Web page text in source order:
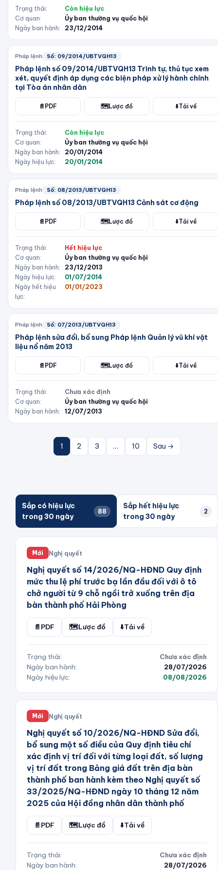
Trạng thái:
Còn hiệu lực
Cơ quan:
Ủy ban thường vụ quốc hội
Ngày ban hành:
23/12/2014
Pháp lệnh Số: 09/2014/UBTVQH13
Pháp lệnh số 09/2014/UBTVQH13 Trình tự, thủ tục xem
xét, quyết định áp dụng các biện pháp xử lý hành chính
tại Tòa án nhân dân
📄 PDF 🗺️Lược đồ ⬇️Tải về
Trạng thái:
Còn hiệu lực
Cơ quan:
Ủy ban thường vụ quốc hội
Ngày ban hành:
20/01/2014
Ngày hiệu lực:
20/01/2014
Pháp lệnh Số: 08/2013/UBTVQH13
Pháp lệnh số 08/2013/UBTVQH13 Cảnh sát cơ động
📄 PDF 🗺️Lược đồ ⬇️Tải về
Trạng thái:
Hết hiệu lực
Cơ quan:
Ủy ban thường vụ quốc hội
Ngày ban hành:
23/12/2013
Ngày hiệu lực:
01/07/2014
Ngày hết hiệu
lực:
01/01/2023
Pháp lệnh Số: 07/2013/UBTVQH13
Pháp lệnh sửa đổi, bổ sung Pháp lệnh Quản lý vũ khí vật
liệu nổ năm 2013
📄 PDF 🗺️Lược đồ ⬇️Tải về
Trạng thái:
Chưa xác định
Cơ quan:
Ủy ban thường vụ quốc hội
Ngày ban hành:
12/07/2013
1 2 3 … 10 Sau →
Sắp có hiệu lực
trong 30 ngày
88
Sắp hết hiệu lực
trong 30 ngày
2
Mới Nghị quyết
Nghị quyết số 14/2026/NQ-HĐND Quy định
mức thu lệ phí trước bạ lần đầu đối với ô tô
chở người từ 9 chỗ ngồi trở xuống trên địa
bàn thành phố Hải Phòng
📄 PDF 🗺️Lược đồ ⬇️Tải về
Trạng thái:
Chưa xác định
Ngày ban hành:
28/07/2026
Ngày hiệu lực:
08/08/2026
Mới Nghị quyết
Nghị quyết số 10/2026/NQ-HĐND Sửa đổi,
bổ sung một số điều của Quy định tiêu chí
xác định vị trí đối với từng loại đất, số lượng
vị trí đất trong Bảng giá đất trên địa bàn
thành phố ban hành kèm theo Nghị quyết số
33/2025/NQ-HĐND ngày 10 tháng 12 năm
2025 của Hội đồng nhân dân thành phố
📄 PDF 🗺️Lược đồ ⬇️Tải về
Trạng thái:
Chưa xác định
Ngày ban hành:
28/07/2026